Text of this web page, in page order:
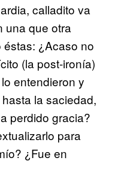
calladito va
una que otra
¿Acaso no
(la post-ironía)
entendieron y
la saciedad,
perdido gracia?
para
¿Fue en